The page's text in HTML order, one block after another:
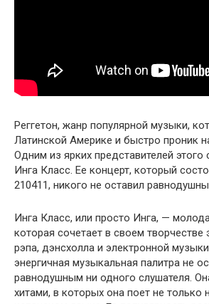
Реггетон, жанр популярной музыки,
Латинской Америке и быстро проник
Одним из ярких представителей этого
Инга Класс. Ее концерт, который
210411, никого не оставил
Инга Класс, или просто Инга, —
которая сочетает в своем творчестве
рэпа, дэнсхолла и электронной
энергичная музыкальная палитра не
равнодушным ни одного слушателя.
хитами, в которых она поет не только